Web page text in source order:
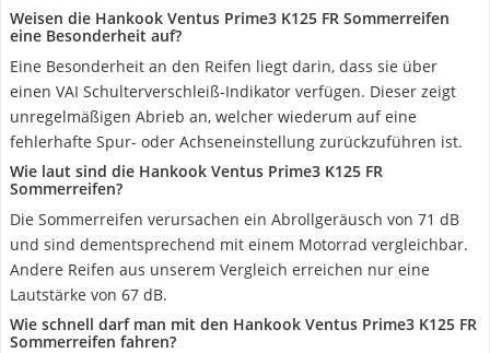
Weisen die Hankook Ventus Prime3 K125 FR Sommerreifen
eine Besonderheit auf?
Eine Besonderheit an den Reifen liegt darin, dass sie über
einen VAI Schulterverschleiß-Indikator verfügen. Dieser zeigt
unregelmäßigen Abrieb an, welcher wiederum auf eine
fehlerhafte Spur- oder Achseneinstellung zurückzuführen ist.
Wie laut sind die Hankook Ventus Prime3 K125 FR
Sommerreifen?
Die Sommerreifen verursachen ein Abrollgeräusch von 71 dB
und sind dementsprechend mit einem Motorrad vergleichbar.
Andere Reifen aus unserem Vergleich erreichen nur eine
Lautstärke von 67 dB.
Wie schnell darf man mit den Hankook Ventus Prime3 K125 FR
Sommerreifen fahren?